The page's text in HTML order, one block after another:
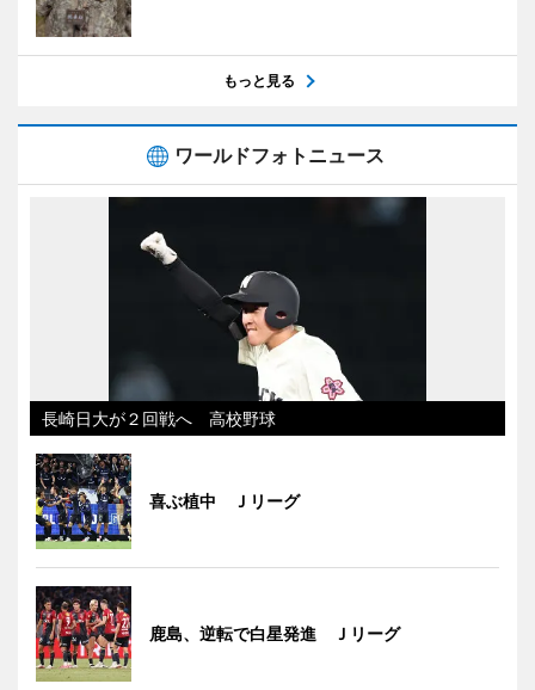
もっと見る
ワールドフォトニュース
長崎日大が２回戦へ 高校野球
喜ぶ植中 Ｊリーグ
鹿島、逆転で白星発進 Ｊリーグ